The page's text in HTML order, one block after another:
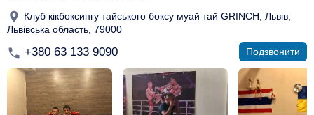
Клуб кікбоксингу тайського боксу муай тай GRINCH, Львів,
Львівська область, 79000
+380 63 133 9090 Подзвонити